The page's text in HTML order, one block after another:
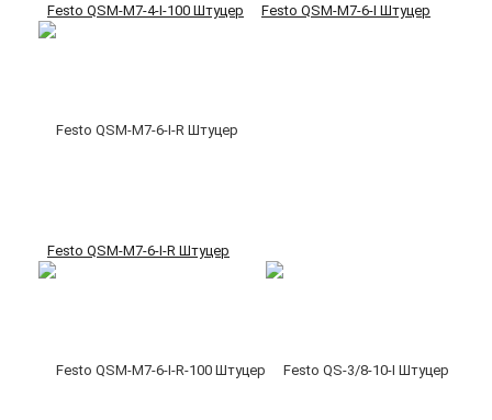
Festo QSM-M7-4-I-100 Штуцер Festo QSM-M7-6-I Штуцер
Festo QSM-M7-6-I-R Штуцер